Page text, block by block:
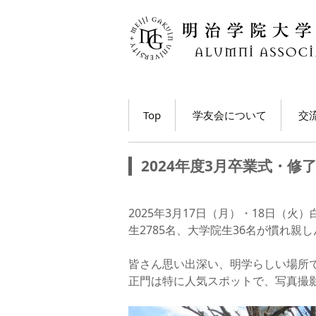
テ
ン
ツ
移
動
Top 学友会について
学長・学友会会長メッ
セージ
学友会の活動とは？
学友会費および納入方
交
各
ト
う
大
動
2024年度3月卒業式・修
2025年3月17日（月）・18日（火
生2785名、大学院生36名が慣れ親
皆さん思い出深い、明学らしい場所
正門は特に人気スポットで、写真